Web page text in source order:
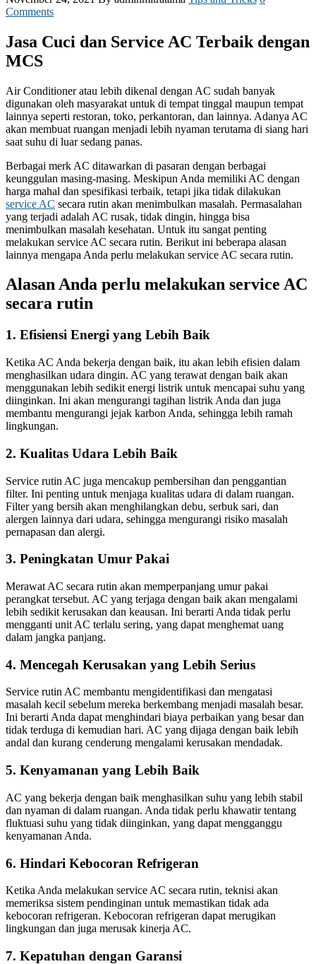
Comments
Jasa Cuci dan Service AC Terbaik dengan
MCS
Air Conditioner atau lebih dikenal dengan AC sudah banyak
digunakan oleh masyarakat untuk di tempat tinggal maupun tempat
lainnya seperti restoran, toko, perkantoran, dan lainnya. Adanya AC
akan membuat ruangan menjadi lebih nyaman terutama di siang hari
saat suhu di luar sedang panas.
Berbagai merk AC ditawarkan di pasaran dengan berbagai
keunggulan masing-masing. Meskipun Anda memiliki AC dengan
harga mahal dan spesifikasi terbaik, tetapi jika tidak dilakukan
service AC secara rutin akan menimbulkan masalah. Permasalahan
yang terjadi adalah AC rusak, tidak dingin, hingga bisa
menimbulkan masalah kesehatan. Untuk itu sangat penting
melakukan service AC secara rutin. Berikut ini beberapa alasan
lainnya mengapa Anda perlu melakukan service AC secara rutin.
Alasan Anda perlu melakukan service AC
secara rutin
1. Efisiensi Energi yang Lebih Baik
Ketika AC Anda bekerja dengan baik, itu akan lebih efisien dalam
menghasilkan udara dingin. AC yang terawat dengan baik akan
menggunakan lebih sedikit energi listrik untuk mencapai suhu yang
diinginkan. Ini akan mengurangi tagihan listrik Anda dan juga
membantu mengurangi jejak karbon Anda, sehingga lebih ramah
lingkungan.
2. Kualitas Udara Lebih Baik
Service rutin AC juga mencakup pembersihan dan penggantian
filter. Ini penting untuk menjaga kualitas udara di dalam ruangan.
Filter yang bersih akan menghilangkan debu, serbuk sari, dan
alergen lainnya dari udara, sehingga mengurangi risiko masalah
pernapasan dan alergi.
3. Peningkatan Umur Pakai
Merawat AC secara rutin akan memperpanjang umur pakai
perangkat tersebut. AC yang terjaga dengan baik akan mengalami
lebih sedikit kerusakan dan keausan. Ini berarti Anda tidak perlu
mengganti unit AC terlalu sering, yang dapat menghemat uang
dalam jangka panjang.
4. Mencegah Kerusakan yang Lebih Serius
Service rutin AC membantu mengidentifikasi dan mengatasi
masalah kecil sebelum mereka berkembang menjadi masalah besar.
Ini berarti Anda dapat menghindari biaya perbaikan yang besar dan
tidak terduga di kemudian hari. AC yang dijaga dengan baik lebih
andal dan kurang cenderung mengalami kerusakan mendadak.
5. Kenyamanan yang Lebih Baik
AC yang bekerja dengan baik menghasilkan suhu yang lebih stabil
dan nyaman di dalam ruangan. Anda tidak perlu khawatir tentang
fluktuasi suhu yang tidak diinginkan, yang dapat mengganggu
kenyamanan Anda.
6. Hindari Kebocoran Refrigeran
Ketika Anda melakukan service AC secara rutin, teknisi akan
memeriksa sistem pendinginan untuk memastikan tidak ada
kebocoran refrigeran. Kebocoran refrigeran dapat merugikan
lingkungan dan juga merusak kinerja AC.
7. Kepatuhan dengan Garansi